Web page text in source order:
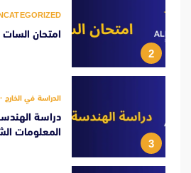
2
امتحان السات
3
الدراسة في الخارج
دراسة
المعلومات